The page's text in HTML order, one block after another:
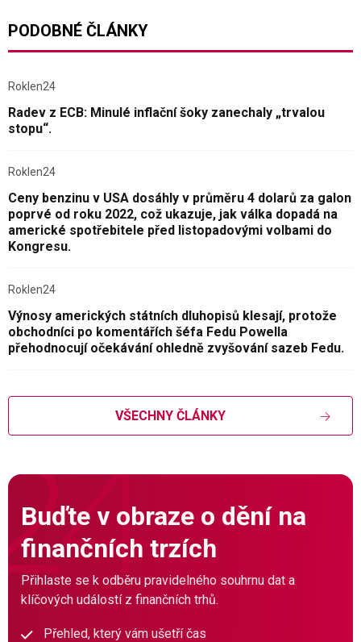
PODOBNÉ ČLÁNKY
Roklen24
Radev z ECB: Minulé inflační šoky zanechaly „trvalou
stopu“.
Roklen24
Ceny benzinu v USA dosáhly v průměru 4 dolarů za galon
poprvé od roku 2022, což ukazuje, jak válka dopadá na
americké spotřebitele před listopadovými volbami do
Kongresu.
Roklen24
Výnosy amerických státních dluhopisů klesají, protože
obchodníci po komentářích šéfa Fedu Powella
přehodnocují očekávání ohledně zvyšování sazeb Fedu.
VŠECHNY ČLÁNKY
Buďte v obraze o dění na
finančních trzích
Přihlaste se k odběru pravidelného souhrnu dat a
klíčových událostí z finančních trhů.
Přehled, který vám ušetří čas